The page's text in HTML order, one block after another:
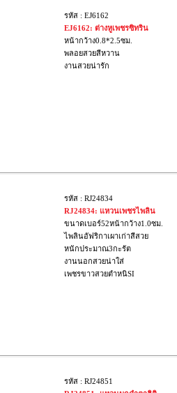
รหัส : EJ6162
EJ6162: ต่างหูเพชรซิทริน
หน้ากว้าง0.8*2.5ซม.
พลอยสวยสีหวาน
งานสวยน่ารัก
รหัส : RJ24834
RJ24834: แหวนเพชรไพลิน
ขนาดเบอร์52หน้ากว้าง1.0ซม.
ไพลินอัฟริกาเผาเก่าสีสวย
หนักประมาณ3กะรัต
งานนอกสวยน่าใส่
เพชรขาวสวยตำหนิSI
รหัส : RJ24851